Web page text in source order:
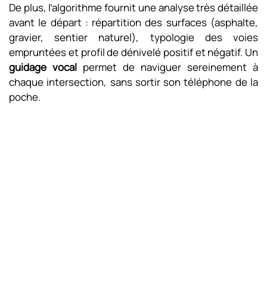
De plus, l’algorithme fournit une analyse très détaillée
avant le départ : répartition des surfaces (asphalte,
gravier, sentier naturel), typologie des voies
empruntées et profil de dénivelé positif et négatif. Un
guidage vocal permet de naviguer sereinement à
chaque intersection, sans sortir son téléphone de la
poche.